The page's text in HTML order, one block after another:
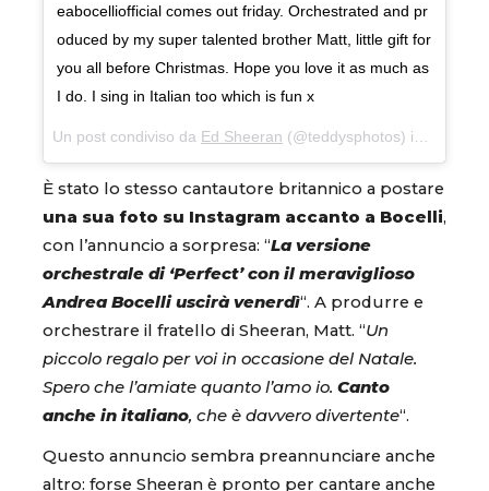
eabocelliofficial comes out friday. Orchestrated and pr
oduced by my super talented brother Matt, little gift for
you all before Christmas. Hope you love it as much as
I do. I sing in Italian too which is fun x
Un post condiviso da Ed Sheeran (@teddysphotos) in data:
È stato lo stesso cantautore britannico a postare
una sua foto su Instagram accanto a Bocelli,
con l’annuncio a sorpresa: “La versione
orchestrale di ‘Perfect’ con il meraviglioso
Andrea Bocelli uscirà venerdì“. A produrre e
orchestrare il fratello di Sheeran, Matt. “Un
piccolo regalo per voi in occasione del Natale.
Spero che l’amiate quanto l’amo io. Canto
anche in italiano, che è davvero divertente“.
Questo annuncio sembra preannunciare anche
altro: forse Sheeran è pronto per cantare anche